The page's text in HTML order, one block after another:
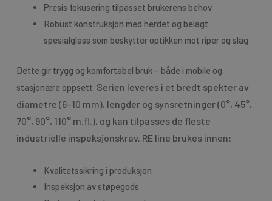
Presis fokusering tilpasset brukerens behov
Robust konstruksjon med herdet og belagt
spesialglass som beskytter optikken mot riper og slag
Dette gir trygg og komfortabel bruk – både i mobile og
stasjonære oppsett. Serien leveres i et bredt spekter av
diametre (6–10 mm), lengder og synsretninger (0°, 45°,
70°, 90°, 110° m.fl.), og kan tilpasses de fleste
industrielle inspeksjonskrav. RE line brukes innen:
Kvalitetssikring i produksjon
Inspeksjon av støpegods